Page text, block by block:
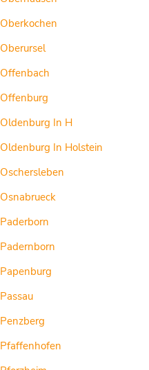
Oberkochen
Oberursel
Offenbach
Offenburg
Oldenburg In H
Oldenburg In Holstein
Oschersleben
Osnabrueck
Paderborn
Padernborn
Papenburg
Passau
Penzberg
Pfaffenhofen